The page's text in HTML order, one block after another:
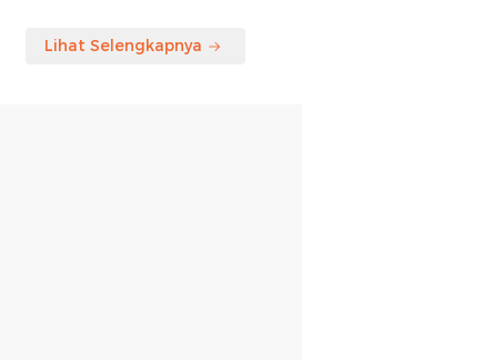
Lihat Selengkapnya